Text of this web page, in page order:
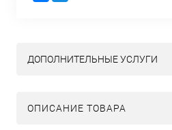
ДОПОЛНИТЕЛЬНЫЕ УСЛУГИ
ОПИСАНИЕ ТОВАРА